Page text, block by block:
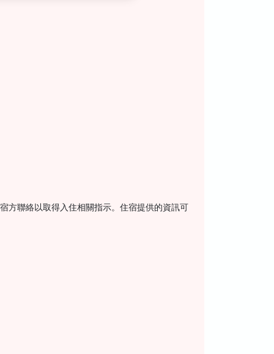
方聯絡以取得入住相關指示。住宿提供的資訊可